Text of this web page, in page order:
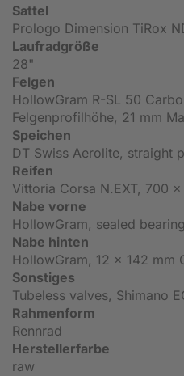
Sattel
Prologo Dimension TiRox
Laufradgröße
28"
Felgen
HollowGram R-SL 50
Felgenprofilhöhe, 21 mm
Speichen
DT Swiss Aerolite, straight
Reifen
Vittoria Corsa N.EXT, 700
Nabe vorne
HollowGram, sealed
Nabe hinten
HollowGram, 12 x 142 mm
Sonstiges
Tubeless valves, Shimano
Rahmenform
Rennrad
Herstellerfarbe
raw